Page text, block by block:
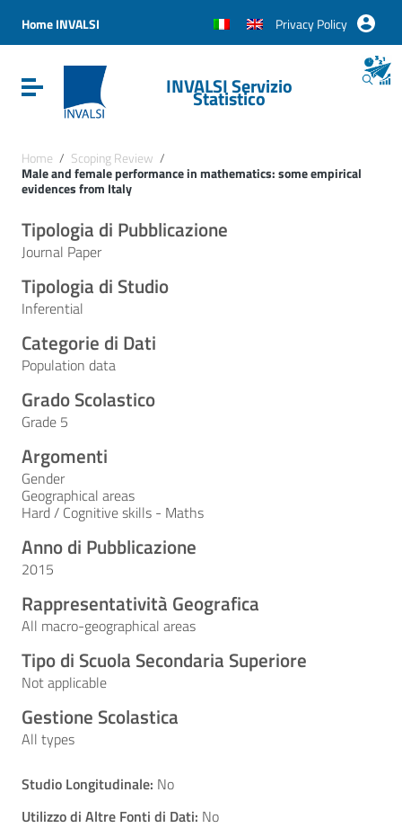
Vai al menu di navigazione
Vai al footer
Home INVALSI Privacy Policy
Attiva / disattiva la navigazioneINVALSI Servizio
Statistico
Home / Scoping Review /
Male and female performance in mathematics: some empirical
evidences from Italy
Tipologia di Pubblicazione
Journal Paper
Tipologia di Studio
Inferential
Categorie di Dati
Population data
Grado Scolastico
Grade 5
Argomenti
Gender
Geographical areas
Hard / Cognitive skills - Maths
Anno di Pubblicazione
2015
Rappresentatività Geografica
All macro-geographical areas
Tipo di Scuola Secondaria Superiore
Not applicable
Gestione Scolastica
All types
Studio Longitudinale: No
Utilizzo di Altre Fonti di Dati: No